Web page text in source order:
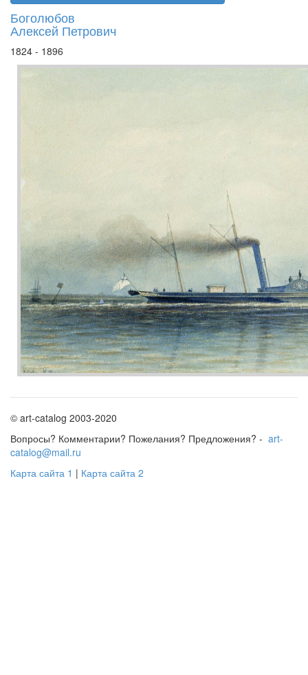
Боголюбов
Алексей Петрович
1824 - 1896
© art-catalog 2003-2020
Вопросы? Комментарии? Пожелания? Предложения? - art-
catalog@mail.ru
Карта сайта 1 | Карта сайта 2